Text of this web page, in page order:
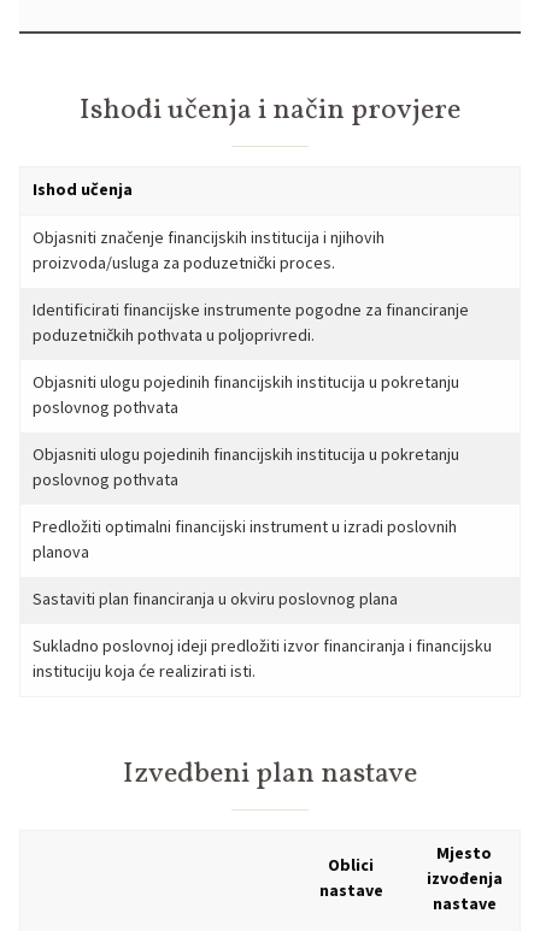
Ishodi učenja i način provjere
Ishod učenja
Objasniti značenje financijskih institucija i njihovih
proizvoda/usluga za poduzetnički proces.
Identificirati financijske instrumente pogodne za financiranje
poduzetničkih pothvata u poljoprivredi.
Objasniti ulogu pojedinih financijskih institucija u pokretanju
poslovnog pothvata
Objasniti ulogu pojedinih financijskih institucija u pokretanju
poslovnog pothvata
Predložiti optimalni financijski instrument u izradi poslovnih
planova
Sastaviti plan financiranja u okviru poslovnog plana
Sukladno poslovnoj ideji predložiti izvor financiranja i financijsku
instituciju koja će realizirati isti.
Izvedbeni plan nastave
Oblici
nastave
Mjesto
izvođenja
nastave